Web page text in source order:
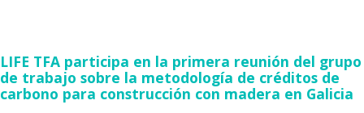
LIFE TFA participa en la primera reunión del grupo
de trabajo sobre la metodología de créditos de
carbono para construcción con madera en Galicia